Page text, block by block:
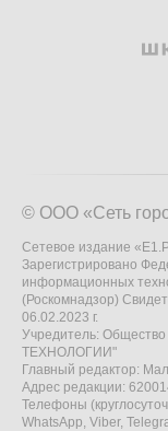
© ООО «Сеть
Сетевое издание
Зарегистрировано
информационных
(Роскомнадзор)
06.02.2023 г.
Учредитель:
ТЕХНОЛОГИИ"
Главный редактор:
Адрес редакции:
Телефоны
WhatsApp, Viber,